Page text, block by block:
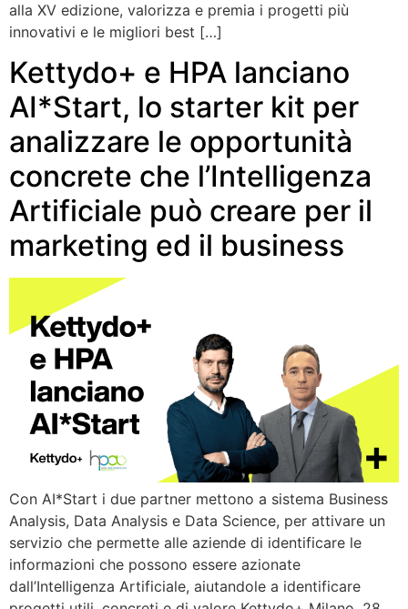
alla XV edizione, valorizza e premia i progetti più
innovativi e le migliori best […]
Kettydo+ e HPA lanciano
AI*Start, lo starter kit per
analizzare le opportunità
concrete che l’Intelligenza
Artificiale può creare per il
marketing ed il business
Con AI*Start i due partner mettono a sistema Business
Analysis, Data Analysis e Data Science, per attivare un
servizio che permette alle aziende di identificare le
informazioni che possono essere azionate
dall’Intelligenza Artificiale, aiutandole a identificare